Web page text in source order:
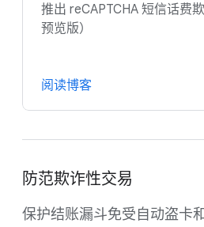
推出 reCAPTCHA 短信话费
预览版）
阅读博客
防范欺诈性交易
保护结账漏斗免受自动盗卡